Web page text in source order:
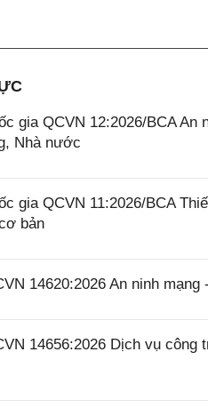
gia QCVN 12:2026/BCA
Nhà nước
gia QCVN 11:2026/BCA
bản
14620:2026 An ninh
14656:2026 Dịch vụ